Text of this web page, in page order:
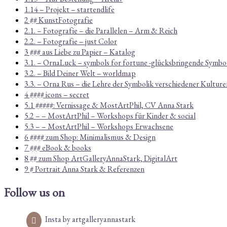
1.14 – Projekt – startendlife
2 ## KunstFotografie
2.1. – Fotografie – die Parallelen – Arm & Reich
2.2. – Fotografie – just Color
3 ### aus Liebe zu Papier – Katalog
3.1. – OrnaLuck – symbols for fortune -glücksbringende
3.2. – Bild Deiner Welt – worldmap
3.3. – Orna Rus – die Lehre der Symbolik verschiedener
4 #### icons – secret
5.1 #####: Vernissage & MostArtPhil, CV Anna Stark
5.2 – – MostArtPhil – Workshops für Kinder & social
5.3 – – MostArtPhil – Workshops Erwachsene
6 #### zum Shop: Minimalismus & Design
7 ### eBook & books
8 ## zum Shop ArtGalleryAnnaStark, DigitalArt
9 # Portrait Anna Stark & Referenzen
Follow us on
Insta by artgalleryannastark